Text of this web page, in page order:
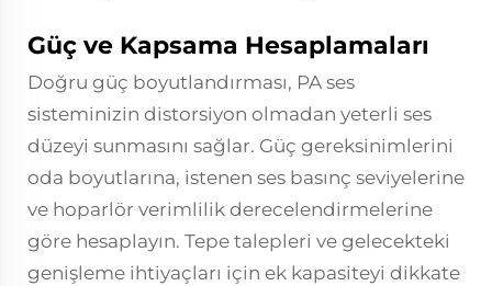
Güç ve Kapsama Hesaplamaları
Doğru güç boyutlandırması, PA ses
sisteminizin distorsiyon olmadan yeterli ses
düzeyi sunmasını sağlar. Güç gereksinimlerini
oda boyutlarına, istenen ses basınç seviyelerine
ve hoparlör verimlilik derecelendirmelerine
göre hesaplayın. Tepe talepleri ve gelecekteki
genişleme ihtiyaçları için ek kapasiteyi dikkate